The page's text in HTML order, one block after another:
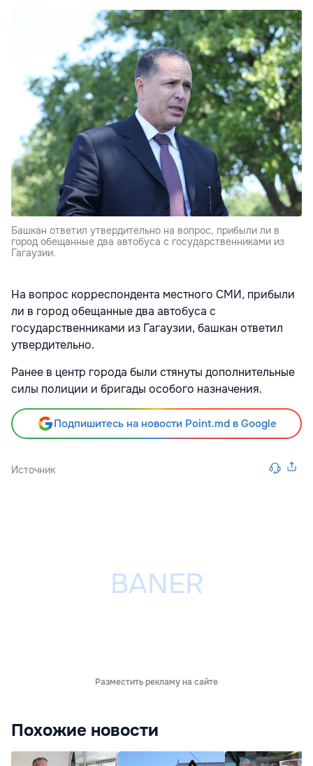
Башкан ответил утвердительно на вопрос, прибыли ли в
город обещанные два автобуса с государственниками из
Гагаузии.
На вопрос корреспондента местного СМИ, прибыли
ли в город обещанные два автобуса с
государственниками из Гагаузии, башкан ответил
утвердительно.
Ранее в центр города были стянуты дополнительные
силы полиции и бригады особого назначения.
Подпишитесь на новости Point.md в Google
Источник
Разместить рекламу на сайте
Похожие новости